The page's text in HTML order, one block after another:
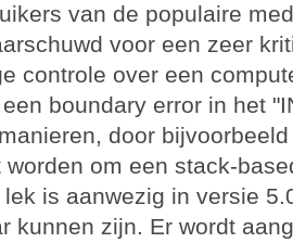
van de populaire
voor een zeer
controle over een
boundary error in het
door
om een stack-
is aanwezig in versie
kunnen zijn. Er wordt